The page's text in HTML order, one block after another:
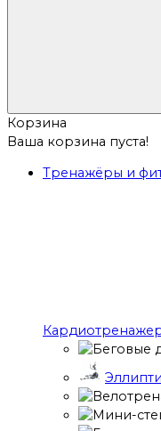
Корзина
Ваша корзина пуста!
Тренажёры и